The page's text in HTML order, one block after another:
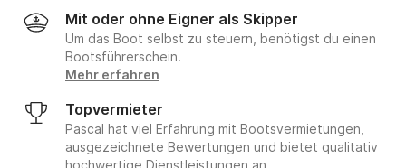
Mit oder ohne Eigner als Skipper
Um das Boot selbst zu steuern, benötigst du einen
Bootsführerschein.
Mehr erfahren
Topvermieter
Pascal hat viel Erfahrung mit Bootsvermietungen,
ausgezeichnete Bewertungen und bietet qualitativ